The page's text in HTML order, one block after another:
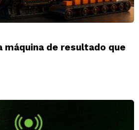
máquina de resultado que